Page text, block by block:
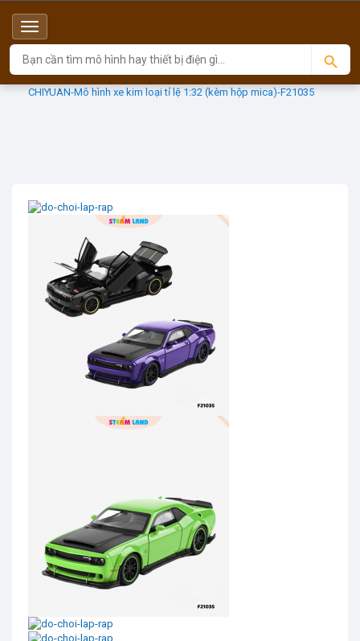
Menu
Top
Sản phẩm CHIYUAN
CHIYUAN-Mô hình xe kim loại tỉ lệ 1:32 (kèm hộp mica)-F21035